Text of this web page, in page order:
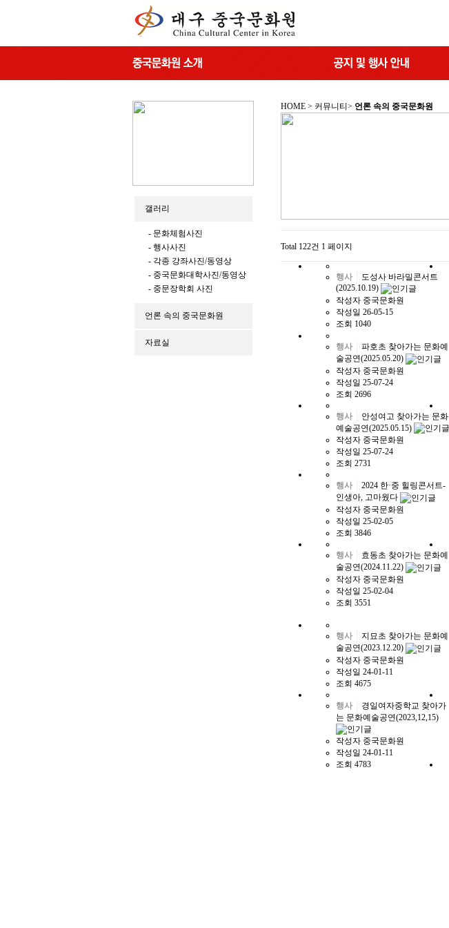
갤러리
- 문화체험사진
- 행사사진
- 각종 강좌사진/동영상
- 중국문화대학사진/동영상
- 중문장학회 사진
언론 속의 중국문화원
자료실
HOME > 커뮤니티> 언론 속의 중국문화원
Total 122건 1 페이지
행사
도성사 바라밀콘서트
(2025.10.19)
작성자 중국문화원
작성일 26-05-15
조회 1040
행사
파호초 찾아가는 문화예
술공연(2025.05.20)
작성자 중국문화원
작성일 25-07-24
조회 2696
행사
안성여고 찾아가는 문화
예술공연(2025.05.15)
작성자 중국문화원
작성일 25-07-24
조회 2731
행사
2024 한·중 힐링콘서트-
인생아, 고마웠다
작성자 중국문화원
작성일 25-02-05
조회 3846
행사
효동초 찾아가는 문화예
술공연(2024.11.22)
작성자 중국문화원
작성일 25-02-04
조회 3551
행사
지묘초 찾아가는 문화예
술공연(2023.12.20)
작성자 중국문화원
작성일 24-01-11
조회 4675
행사
경일여자중학교 찾아가
는 문화예술공연(2023,12,15)
작성자 중국문화원
작성일 24-01-11
조회 4783